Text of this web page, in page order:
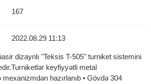
167
2022.08.29 11:13
dizaynlı "Teksis T-505" turniket sistemini
keyfiyyətli metal
hazırlanıb • Gövdə 304